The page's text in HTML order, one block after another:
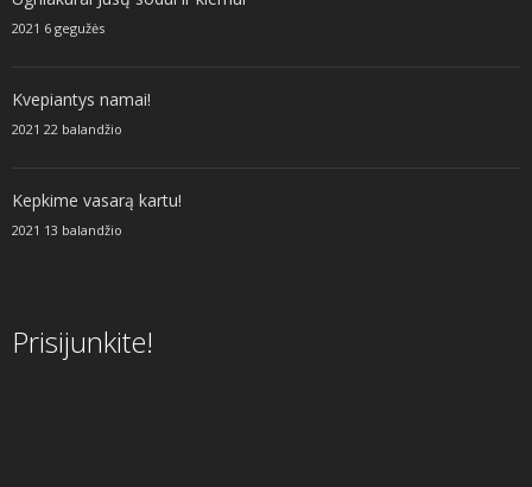
2021 6 gegužės
Kvepiantys namai!
2021 22 balandžio
Kepkime vasarą kartu!
2021 13 balandžio
Prisijunkite!